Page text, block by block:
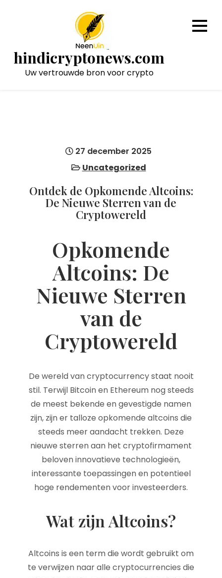
hindicryptonews.com
Uw vertrouwde bron voor crypto
27 december 2025
Uncategorized
Ontdek de Opkomende Altcoins:
De Nieuwe Sterren van de
Cryptowereld
Opkomende
Altcoins: De
Nieuwe Sterren
van de
Cryptowereld
De wereld van cryptocurrency staat nooit
stil. Terwijl Bitcoin en Ethereum nog steeds
de meest bekende en gevestigde namen
zijn, zijn er talloze opkomende altcoins die
steeds meer aandacht trekken. Deze
nieuwe sterren aan het cryptofirmament
beloven innovatieve technologieën,
interessante toepassingen en potentieel
hoge rendementen voor investeerders.
Wat zijn Altcoins?
Altcoins is een term die wordt gebruikt om
te verwijzen naar alle cryptocurrencies die